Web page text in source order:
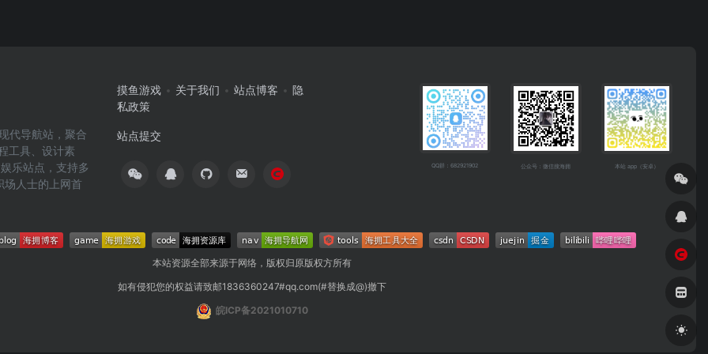
代导航站，聚合
工具、设计素
乐站点，支持多
场人士的上网首
摸鱼游戏 关于我们 站点博客
隐
私政策
站点提交
QQ群：682921902 公众号：微信搜海拥 本站 app（安卓）
本站资源全部来源于网络，版权归原版权方所有
如有侵犯您的权益请致邮1836360247#qq.com(#替换成@)撤下
皖ICP备2021010710